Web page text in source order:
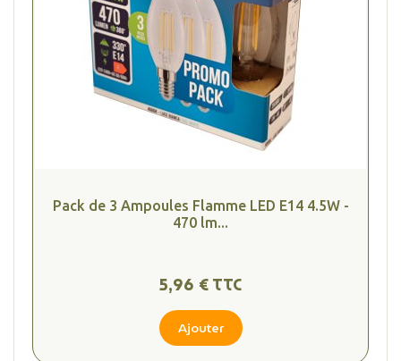
Pack de 3 Ampoules Flamme LED E14 4.5W -
470 lm...
5,96 € TTC
Ajouter